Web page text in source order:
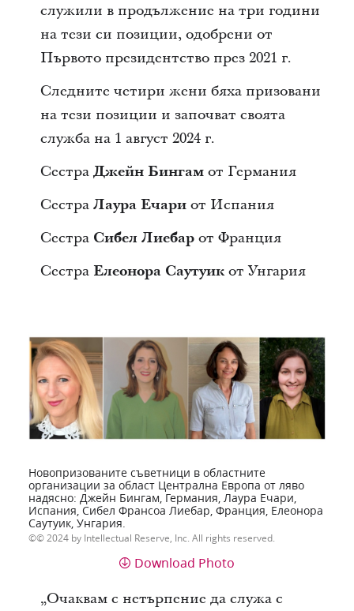
служили в продължение на три години
на тези си позиции, одобрени от
Първото президентство през 2021 г.
Следните четири жени бяха призовани
на тези позиции и започват своята
служба на 1 август 2024 г.
Сестра Джейн Бингамот Германия
Сестра Лаура Ечариот Испания
Сестра Сибел Лиебарот Франция
Сестра Елеонора Саутуикот Унгария
Новопризованите съветници в областните
организации за област Централна Европа от ляво
надясно: Джейн Бингам, Германия, Лаура Ечари,
Испания, Сибел Франсоа Лиебар, Франция, Елеонора
Саутуик, Унгария.
© 2024 by Intellectual Reserve, Inc. All rights reserved.
Download Photo
„Очаквам с нетърпение да служа с